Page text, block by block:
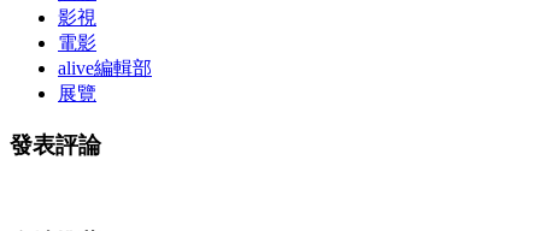
影視
電影
alive編輯部
展覽
發表評論